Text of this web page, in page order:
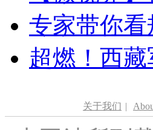
专家带你
超燃！西
关于我们 |